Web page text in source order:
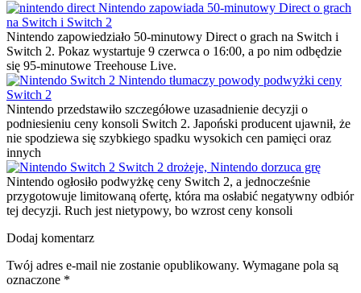
Nintendo zapowiada 50-minutowy Direct o grach
na Switch i Switch 2
Nintendo zapowiedziało 50-minutowy Direct o grach na Switch i
Switch 2. Pokaz wystartuje 9 czerwca o 16:00, a po nim odbędzie
się 95-minutowe Treehouse Live.
Nintendo tłumaczy powody podwyżki ceny
Switch 2
Nintendo przedstawiło szczegółowe uzasadnienie decyzji o
podniesieniu ceny konsoli Switch 2. Japoński producent ujawnił, że
nie spodziewa się szybkiego spadku wysokich cen pamięci oraz
innych
Switch 2 drożeje, Nintendo dorzuca grę
Nintendo ogłosiło podwyżkę ceny Switch 2, a jednocześnie
przygotowuje limitowaną ofertę, która ma osłabić negatywny odbiór
tej decyzji. Ruch jest nietypowy, bo wzrost ceny konsoli
Dodaj komentarz
Twój adres e-mail nie zostanie opublikowany. Wymagane pola są
oznaczone *